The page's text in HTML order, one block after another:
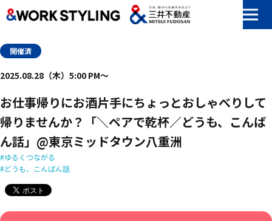
開催済
2025.08.28（木）5:00 PM〜
お仕事帰りにお酒片手にちょっとおしゃべりして
帰りませんか？「＼ペアで乾杯／どうも、こんば
ん話」@東京ミッドタウン八重洲
ゆるくつながる
どうも、こんばん話